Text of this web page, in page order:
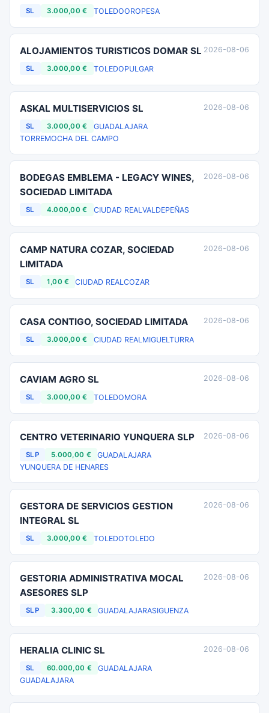
SL 3.000,00 € TOLEDOOROPESA
ALOJAMIENTOS TURISTICOS DOMAR SL
SL 3.000,00 € TOLEDOPULGAR
2026-08-06
ASKAL MULTISERVICIOS SL
SL 3.000,00 €
GUADALAJARA
TORREMOCHA DEL CAMPO
2026-08-06
BODEGAS EMBLEMA - LEGACY WINES,
SOCIEDAD LIMITADA
SL 4.000,00 € CIUDAD REAL VALDEPEÑAS
2026-08-06
CAMP NATURA COZAR, SOCIEDAD
LIMITADA
SL 1,00 € CIUDAD REALCOZAR
2026-08-06
CASA CONTIGO, SOCIEDAD LIMITADA
SL 3.000,00 € CIUDAD REAL MIGUELTURRA
2026-08-06
CAVIAM AGRO SL
SL 3.000,00 € TOLEDOMORA
2026-08-06
CENTRO VETERINARIO YUNQUERA SLP
SLP 5.000,00 €
GUADALAJARA
YUNQUERA DE HENARES
2026-08-06
GESTORA DE SERVICIOS GESTION
INTEGRAL SL
SL 3.000,00 € TOLEDOTOLEDO
2026-08-06
GESTORIA ADMINISTRATIVA MOCAL
ASESORES SLP
SLP 3.300,00 € GUADALAJARASIGUENZA
2026-08-06
HERALIA CLINIC SL
SL 60.000,00 €
GUADALAJARA
GUADALAJARA
2026-08-06